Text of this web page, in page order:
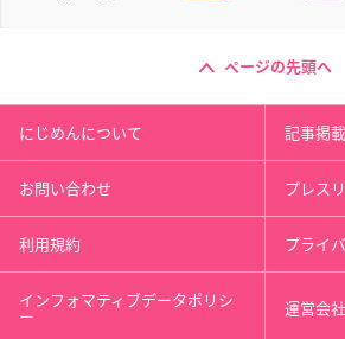
ページの先頭へ
にじめんについて 記事掲
お問い合わせ プレス
利用規約 プライ
インフォマティブデータポリシ
ー 運営会社